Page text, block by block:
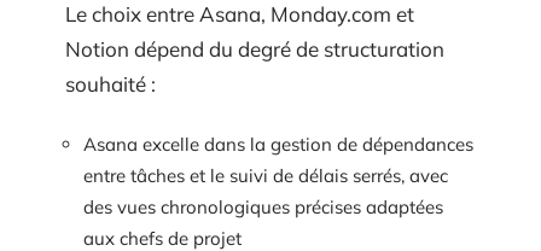
Le choix entre Asana, Monday.com et
Notion dépend du degré de structuration
souhaité :
Asana excelle dans la gestion de dépendances
entre tâches et le suivi de délais serrés, avec
des vues chronologiques précises adaptées
aux chefs de projet